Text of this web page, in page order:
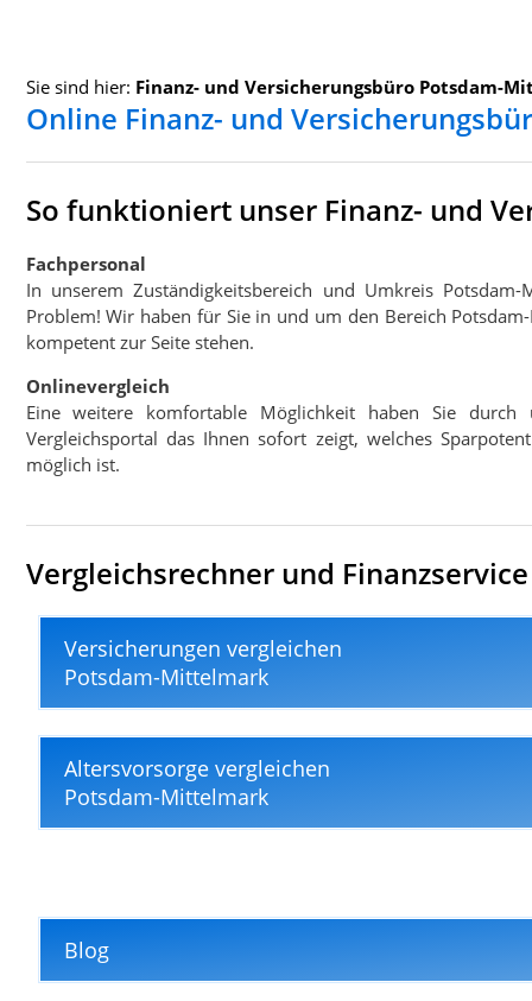
Sie sind hier: Finanz- und Versicherungsbüro Potsdam-
Online Finanz- und
So funktioniert unser Finanz- und
Fachpersonal
In unserem Zuständigkeitsbereich und Umkreis
Problem! Wir haben für Sie in und um den Bereich
kompetent zur Seite stehen.
Onlinevergleich
Eine weitere komfortable Möglichkeit haben Sie
Vergleichsportal das Ihnen sofort zeigt, welches
möglich ist.
Vergleichsrechner und
Versicherungen vergleichen
Potsdam-Mittelmark
Altersvorsorge vergleichen
Potsdam-Mittelmark
Blog